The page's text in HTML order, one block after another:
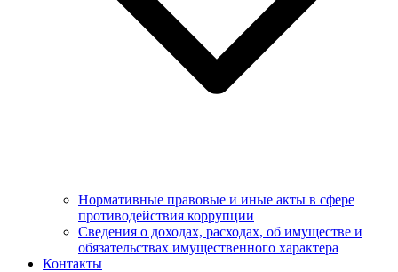
Нормативные правовые и иные акты в сфере
противодействия коррупции
Сведения о доходах, расходах, об имуществе и
обязательствах имущественного характера
Контакты